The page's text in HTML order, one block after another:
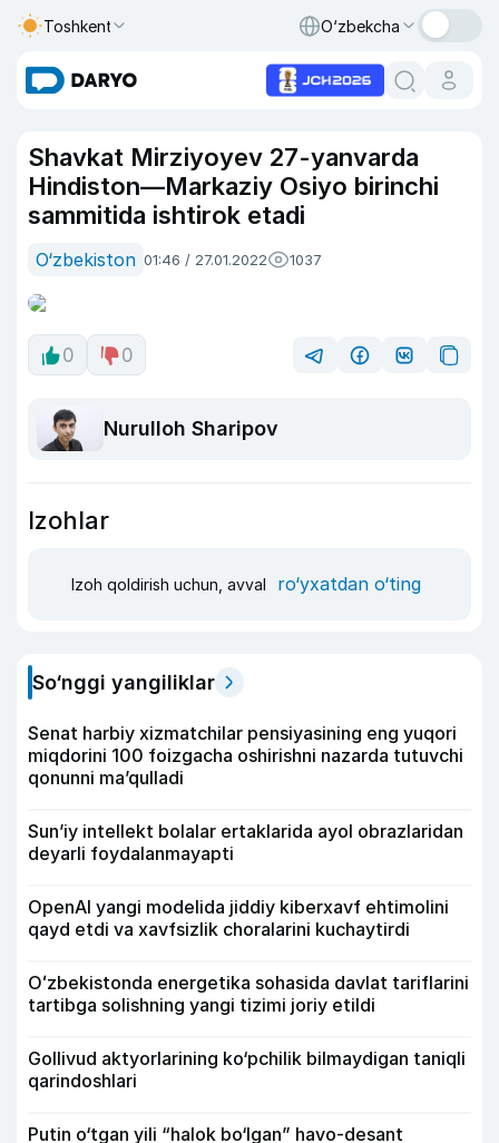
Toshkent O‘zbekcha
Shavkat Mirziyoyev 27-yanvarda
Hindiston—Markaziy Osiyo birinchi
sammitida ishtirok etadi
O‘zbekiston 01:46 / 27.01.2022 1037
0 0
Nurulloh Sharipov
Izohlar
Izoh qoldirish uchun, avval ro‘yxatdan o‘ting
So‘nggi yangiliklar
Senat harbiy xizmatchilar pensiyasining eng yuqori
miqdorini 100 foizgacha oshirishni nazarda tutuvchi
qonunni ma’qulladi
Sun’iy intellekt bolalar ertaklarida ayol obrazlaridan
deyarli foydalanmayapti
OpenAI yangi modelida jiddiy kiberxavf ehtimolini
qayd etdi va xavfsizlik choralarini kuchaytirdi
Oʻzbekistonda energetika sohasida davlat tariflarini
tartibga solishning yangi tizimi joriy etildi
Gollivud aktyorlarining ko‘pchilik bilmaydigan taniqli
qarindoshlari
Putin o‘tgan yili “halok bo‘lgan” havo-desant